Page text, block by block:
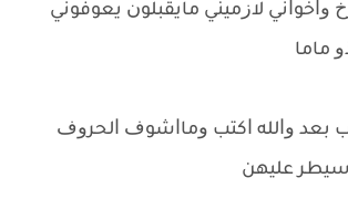
ﻭﺍﺧﻮﺍﻧﻲ ﻻﺯﻣﻴﻨﻲ ﻣﺎﻳﻘﺒﻠﻮﻥ ﻳﻌﻮﻓﻮﻧﻲ
ﻣﺎﻣﺎ
ﺑﻌﺪ ﻭﺍﻟﻠﻪ ﺍﻛﺘﺐ ﻭﻣﺎﺍﺷﻮﻑ ﺍﻟﺤﺮﻭﻑ
ﻋﻠﻴﻬﻦ